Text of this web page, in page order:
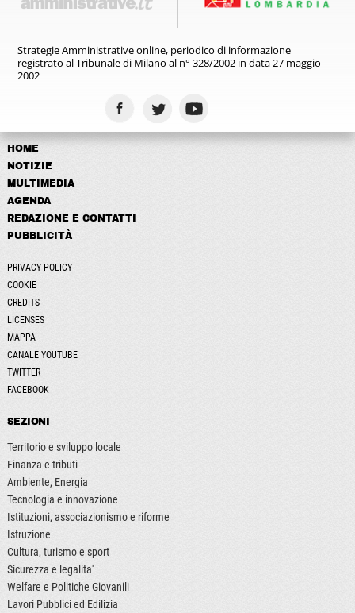
Strategie Amministrative online, periodico di informazione
registratoal Tribunale di Milano al n° 328/2002 in data 27 maggio
2002
HOME
NOTIZIE
MULTIMEDIA
AGENDA
REDAZIONE E CONTATTI
PUBBLICITÀ
PRIVACY POLICY
COOKIE
CREDITS
LICENSES
MAPPA
CANALE YOUTUBE
TWITTER
FACEBOOK
SEZIONI
Territorio e sviluppo locale
Finanza e tributi
Ambiente, Energia
Tecnologia e innovazione
Istituzioni, associazionismo e riforme
Istruzione
Cultura, turismo e sport
Sicurezza e legalita'
Welfare e Politiche Giovanili
Lavori Pubblici ed Edilizia